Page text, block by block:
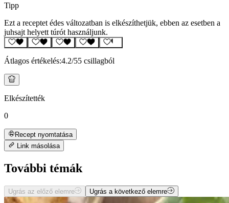
Tipp
Ezt a receptet édes változatban is elkészíthetjük, ebben az esetben a
juhsajt helyett túrót használjunk.
Átlagos értékelés:4.2/55 csillagból
Elkészítették
0
Recept nyomtatása
Link másolása
További témák
Ugrás az előző elemre Ugrás a következő elemre